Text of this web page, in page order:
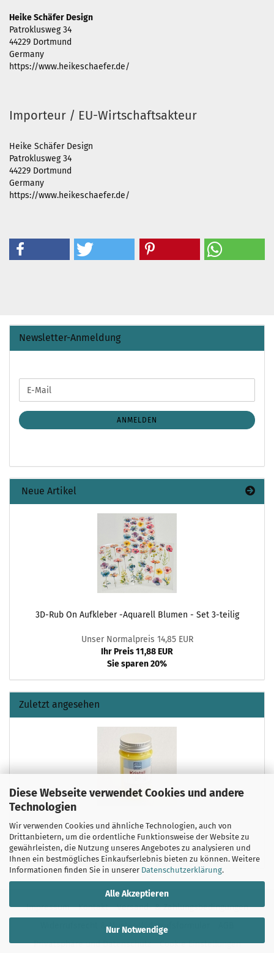
Diese Webseite verwendet Cookies und andere
Technologien
Wir verwenden Cookies und ähnliche Technologien, auch von
Drittanbietern, um die ordentliche Funktionsweise der Website zu
gewährleisten, die Nutzung unseres Angebotes zu analysieren und
Ihnen ein bestmögliches Einkaufserlebnis bieten zu können. Weitere
Informationen finden Sie in unserer Datenschutzerklärung.
Alle Akzeptieren
Nur Notwendige
Heike Schäfer Design
Patroklusweg 34
44229 Dortmund
Germany
https://www.heikeschaefer.de/
Importeur / EU-Wirtschaftsakteur
Heike Schäfer Design
Patroklusweg 34
44229 Dortmund
Germany
https://www.heikeschaefer.de/
Newsletter-Anmeldung
ZUR
ANMELDUNG
E-
Mail
ANMELDEN
Neue Artikel
3D-Rub On Aufkleber -Aquarell Blumen - Set 3-teilig
Unser Normalpreis 14,85 EUR
Ihr Preis 11,88 EUR
Sie sparen 20%
Zuletzt angesehen
Kristall Effekt Gel, 90g - Gelb
5,45 EUR
Impressum Kontakt
Versand- & Zahlungsbedingungen
Widerrufsrecht & Muster-Widerrufsformular
Privatsphäre und Datenschutz
Cookie Einstellungen